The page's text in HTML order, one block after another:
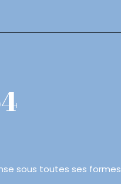
sous toutes ses formes